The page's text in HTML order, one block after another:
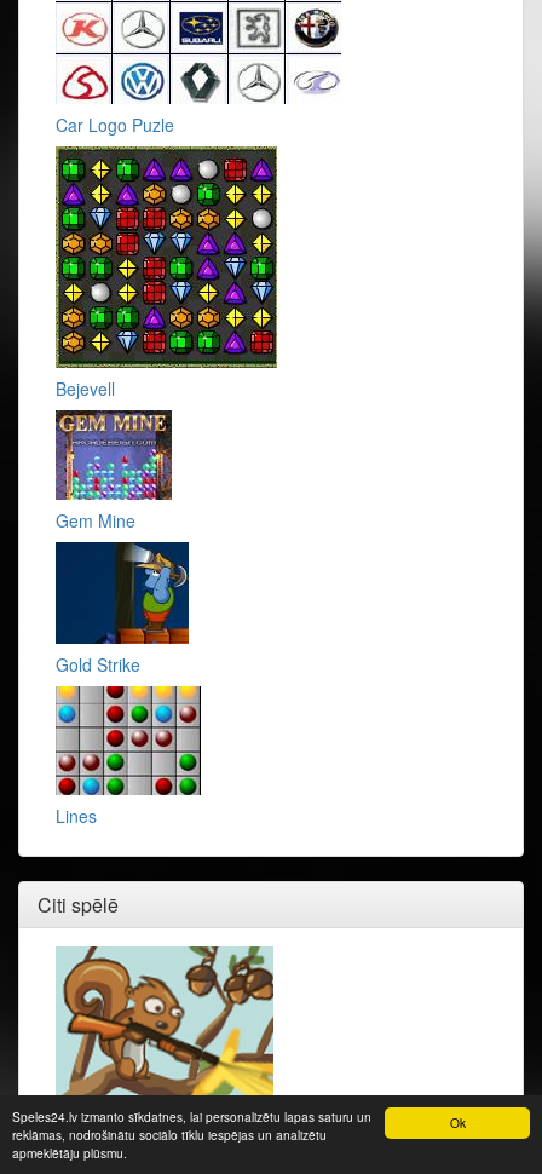
Ok
Speles24.lv izmanto sīkdatnes, lai personalizētu lapas saturu un
reklāmas, nodrošinātu sociālo tīklu iespējas un analizētu
apmeklētāju plūsmu.
Car Logo Puzle
Bejevell
Gem Mine
Gold Strike
Lines
Citi spēlē
Defend Your Nuts